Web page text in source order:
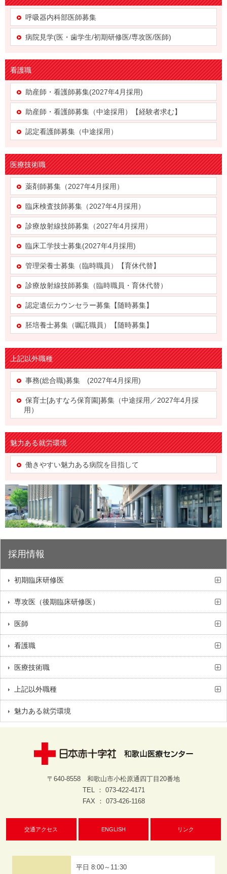
呼吸器内科部医師募集
病院見学(医・歯学生/初期研修医/専攻医/医師)
看護職
助産師・看護師募集(2027年4月採用)
助産師・看護師募集（中途採用）【経験者求む】
認定看護師募集（中途採用）
医療技術職
薬剤師募集（2027年4月採用）
臨床検査技師募集（2027年4月採用）
診療放射線技師募集（2027年4月採用）
臨床工学技士募集(2027年4月採用)
管理栄養士募集（臨時職員）【育休代替】
診療放射線技師募集（臨時職員・育休代替）
認定遺伝カウンセラー募集【随時募集】
胚培養士募集（嘱託職員）【随時募集】
上記以外職種
事務(総合職)募集 (2027年4月採用)
保育士[あすなろ保育園]募集（中途採用／2027年4月採
用）
魅力ある就労環境
働きやすい魅力ある病院を目指して
採用情報
初期臨床研修医
専攻医（後期臨床研修医）
医師
看護職
医療技術職
上記以外職種
魅力ある就労環境
〒640-8558 和歌山市小松原通四丁目20番地
TEL ： 073-422-4171
FAX ： 073-426-1168
交通アクセス ENGLISH リンク
平日 8:00～11:30